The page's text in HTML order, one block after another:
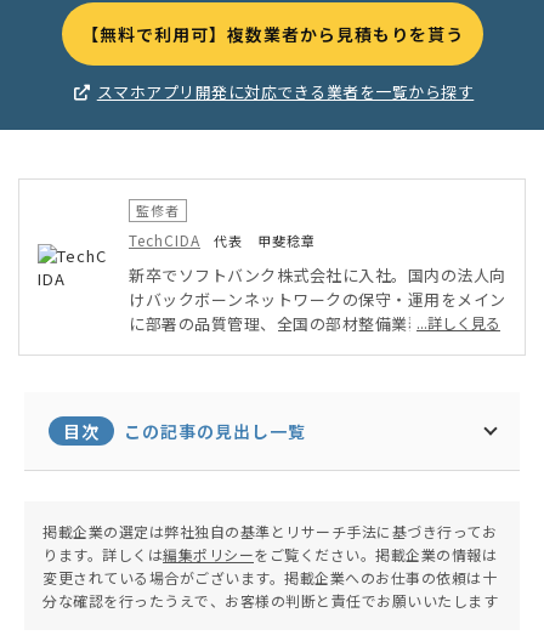
【無料で利用可】複数業者から見積もりを貰う
スマホアプリ開発に対応できる業者を一覧から探す
監修者
TechCIDA 代表 甲斐稔章
新卒でソフトバンク株式会社に入社。国内の法人向
けバックボーンネットワークの保守・運用をメイン
に部署の品質管理、全国の部材整備業務を実施。そ
ラエンジニアとして活動。現在は地元に戻りフリー
ランスエンジニア兼子ども向けプログラミング教室
の運営を行う。
...詳しく見る
目次 この記事の見出し一覧
掲載企業の選定は弊社独自の基準とリサーチ手法に基づき行ってお
ります。詳しくは編集ポリシーをご覧ください。掲載企業の情報は
変更されている場合がございます。掲載企業へのお仕事の依頼は十
分な確認を行ったうえで、お客様の判断と責任でお願いいたします